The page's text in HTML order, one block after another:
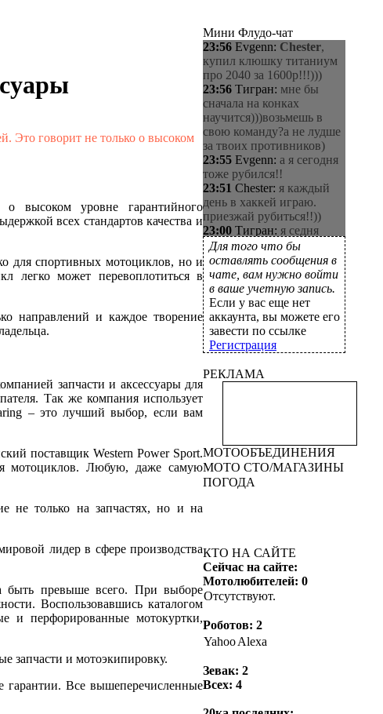
Это говорит не только о высоком
высоком уровне гарантийного
всех стандартов качества и
для спортивных мотоциклов, но и
легко может перевоплотиться в
направлений и каждое творение
запчасти и аксессуары для
Так же компания использует
– это лучший выбор, если вам
поставщик Western Power Sport.
мотоциклов. Любую, даже самую
не только на запчастях, но и на
лидер в сфере производства
быть превыше всего. При выборе
Воспользовавшись каталогом
и перфорированные мотокуртки,
запчасти и мотоэкипировку.
гарантии. Все вышеперечисленные
Мини Флудо-чат
23:56 Evgenn: Chester,
купил клюшку титаниум
про 2040 за 1600р!!!)))
23:56 Тигран: мне бы
сначала на конках
научится)))возьмешь в
свою команду?а не лудше
за твоих противников)
23:55 Evgenn: а я сегодня
тоже рубился!!
23:51 Chester: я каждый
день в хаккей играю.
приезжай рубиться!!))
23:00 Тигран: я седня
маленько попробовал
вроде получается))))
22:57 Тигран:я сегодня
стал обладателем модных
коньков осталось научится
хуячить
22:40 Тигран:COMARO
расскажешь промокают
нет)))))
22:35 Chester
кидалово нах))
22:34 PEREGAR:
COMARO, Фазан тоже
говорит спать в них будет
!!! ))))
душ пайду в них))
14:28 Тигран:акула ты
как? чет не флудишь в
последнее время)))))))
Во во !!! ))))
14:19 Тигран
мутные)))))))
14:17 PEREGAR
решить !!! )))
Для того что бы
оставлять сообщения в
чате, вам нужно войти
в ваше учетную запись.
Если у вас еще нет
аккаунта, вы можете его
завести по ссылке
Регистрация
РЕКЛАМА
МОТООБЪЕДИНЕНИЯ
МОТО СТО/МАГАЗИНЫ
ПОГОДА
КТО НА САЙТЕ
Сейчас на сайте:
Мотолюбителей: 0
Отсутствуют.
Роботов: 2
YahooAlexa
Зевак: 2
Всех: 4